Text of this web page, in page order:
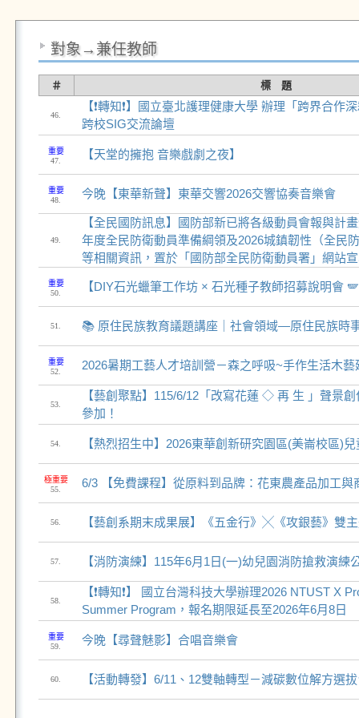
對象→兼任教師
＃ 標 題
46.
【❗轉知❗】國立臺北護理健康大學 辦理「跨界合作
跨校SIG交流論壇
重要
47.
【天堂的擁抱 音樂戲劇之夜】
重要
48.
今晚【東華新聲】東華交響2026交響協奏音樂會
49.
【全民國防訊息】國防部新已將各級動員會報與計
年度全民防衛動員準備綱領及2026城鎮韌性（全民
等相關資訊，置於「國防部全民防衛動員署」網站
重要
50.
【DIY石光蠟筆工作坊 × 石光種子教師招募說明會
51. 📚 原住民族教育議題講座｜社會領域—原住民族時
重要
52.
2026暑期工藝人才培訓營－森之呼吸~手作生活木藝
53.
【藝創聚點】115/6/12「改寫花蓮 ◇ 再 生 」聲景
參加！
54. 【熱烈招生中】2026東華創新研究園區(美崙校區)
極重要
55.
6/3 【免費課程】從原料到品牌：花東農產品加工與
56. 【藝創系期末成果展】《五金行》╳《攻銀藝》雙
57. 【消防演練】115年6月1日(一)幼兒園消防搶救演練
58.
【❗轉知❗】 國立台灣科技大學辦理2026 NTUST X
Summer Program，報名期限延長至2026年6月8日
重要
59.
今晚【尋聲魅影】合唱音樂會
60. 【活動轉發】6/11、12雙軸轉型－減碳數位解方選